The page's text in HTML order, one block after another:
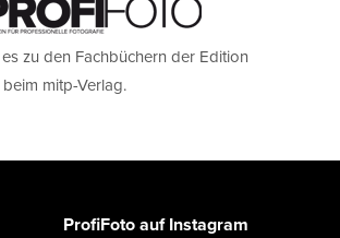
zu den Fachbüchern der Edition
mitp-Verlag.
ProfiFoto auf Instagram